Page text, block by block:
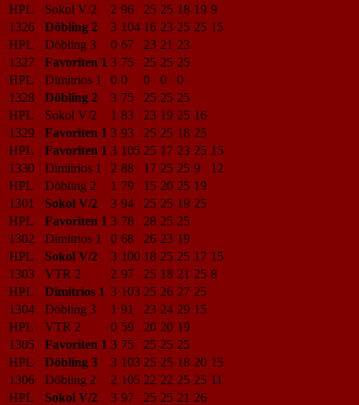
HPL Sokol V/2 2 96 25 25 18 19 9
1326
Döbling 2 3 104 16 23 25 25 15
HPL
Döbling 3 0 67 23 21 23
1327
Favoriten 1 3 75 25 25 25
HPL
Dimitrios 1 0 0 0 0
0
1328
Döbling 2 3 75 25 25 25
HPL
Sokol V/2 1 83 23 19 25 16
1329
Favoriten 1 3 93 25 25 18 25
HPL
Favoriten 1 3 105 25 17 23 25 15
1330
Dimitrios 1 2 88 17 25 25 9
12
HPL
Döbling 2 1 79 15 20 25 19
1301
Sokol V/2 3 94 25 25 19 25
HPL
Favoriten 1 3 78 28 25 25
1302
Dimitrios 1 0 68 26 23 19
HPL
Sokol V/2 3 100 18 25 25 17 15
1303
VTR 2 2 97 25 18 21 25 8
HPL
Dimitrios 1 3 103 25 26 27 25
1304
Döbling 3 1 91 23 24 29 15
HPL
VTR 2 0 59 20 20 19
1305
Favoriten 1 3 75 25 25 25
HPL
Döbling 3 3 103 25 25 18 20 15
1306
Döbling 2 2 105 22 22 25 25 11
HPL
Sokol V/2 3 97 25 25 21 26